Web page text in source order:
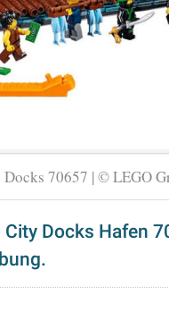
70657 | © LEGO
Docks Hafen